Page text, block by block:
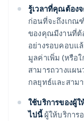
รู้เวลาที่คุณต้อง
ก่อนที่จะถึงเกณ
ของคุณมีงานที่ต้
อย่างรอบคอบแ
มูลค่าเพิ่ม (หรือ
สามารถวางแผ
กลยุทธ์และสาม
ใช้บริการของผู้ใ
ไปนี้ผู้ให้บริการ